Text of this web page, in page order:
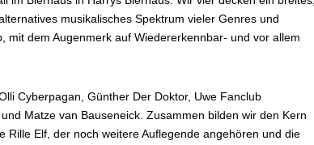
musikalisches Spektrum vieler Genres und
mit dem Augenmerk auf Wiedererkennbar- und vor allem
Cyberpagan, Günther Der Doktor, Uwe Fanclub
Matze van Bauseneick. Zusammen bilden wir den Kern
Rille Elf, der noch weitere Auflegende angehören und die